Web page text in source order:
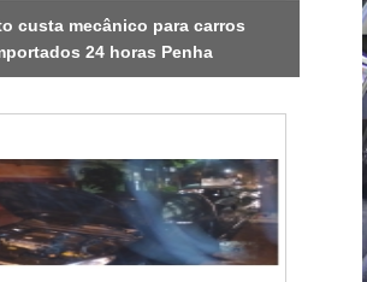
custa mecânico para carros
24 horas Penha